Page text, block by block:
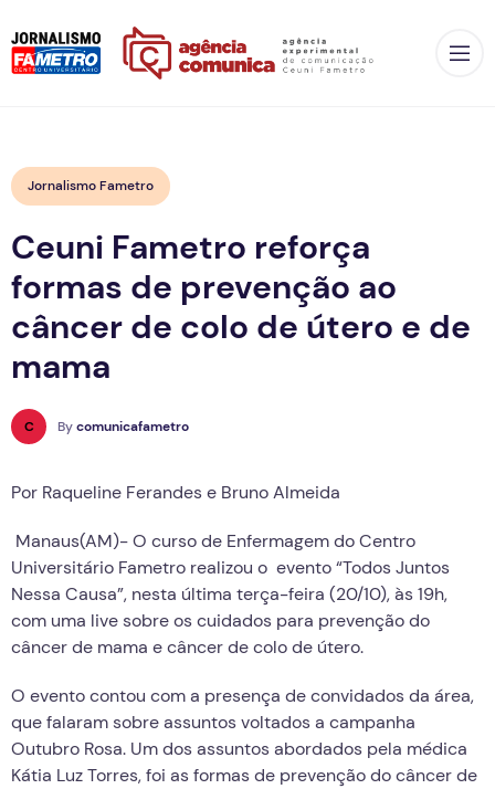
Jornalismo Fametro
Ceuni Fametro reforça
formas de prevenção ao
câncer de colo de útero e de
mama
C Bycomunicafametro
Por Raqueline Ferandes e Bruno Almeida
Manaus(AM)- O curso de Enfermagem do Centro
Universitário Fametro realizou o evento “Todos Juntos
Nessa Causa”, nesta última terça-feira (20/10), às 19h,
com uma live sobre os cuidados para prevenção do
câncer de mama e câncer de colo de útero.
O evento contou com a presença de convidados da área,
que falaram sobre assuntos voltados a campanha
Outubro Rosa. Um dos assuntos abordados pela médica
Kátia Luz Torres, foi as formas de prevenção do câncer de